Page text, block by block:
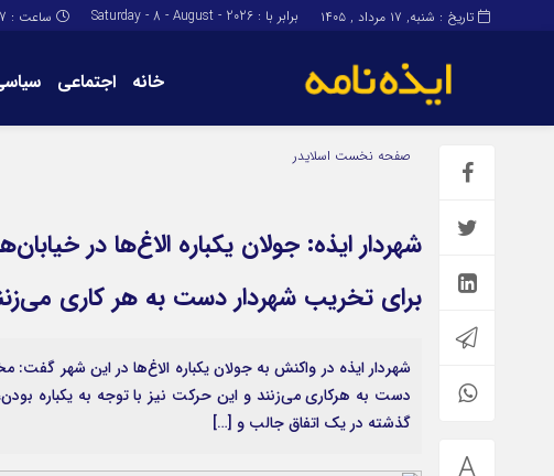
تاریخ : شنبه, ۱۷ مرداد , ۱۴۰۵ برابر با : Saturday - 8 - August - 2026 ساعت :
خانه اجتماعی
برگه نمونهصفحه نخست اسلایدر
شهردار ایذه: جولان یکباره الاغ‌ها در
برای تخریب شهردار دست به هر کاری
شهردار ایذه در واکنش به جولان یکباره الاغ‌ها در این شهر گفت:
دست به هرکاری می‌زنند و این حرکت نیز با توجه به یکباره
گذشته در یک اتفاق جالب و […]